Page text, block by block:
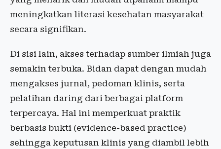
meningkatkan literasi kesehatan masyarakat
secara signifikan.
Di sisi lain, akses terhadap sumber ilmiah juga
semakin terbuka. Bidan dapat dengan mudah
mengakses jurnal, pedoman klinis, serta
pelatihan daring dari berbagai platform
terpercaya. Hal ini memperkuat praktik
berbasis bukti (evidence-based practice)
sehingga keputusan klinis yang diambil lebih